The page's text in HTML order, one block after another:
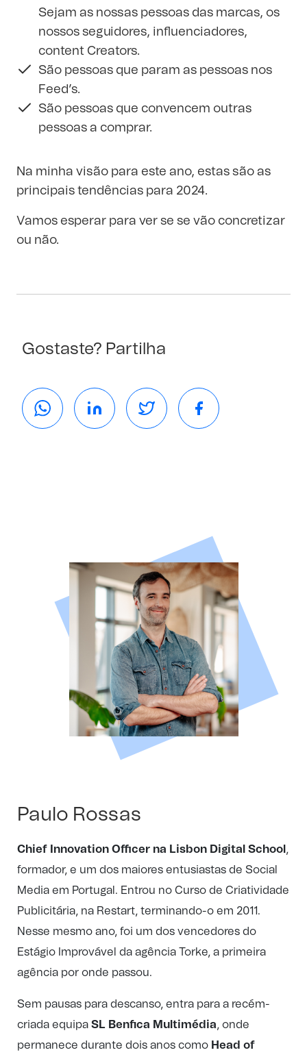
Sejam as nossas pessoas das marcas, os
nossos seguidores, influenciadores,
content Creators.
São pessoas que param as pessoas nos
Feed’s.
São pessoas que convencem outras
pessoas a comprar.
Na minha visão para este ano, estas são as
principais tendências para 2024.
Vamos esperar para ver se se vão concretizar
ou não.
Gostaste? Partilha
Paulo Rossas
Chief Innovation Officer na Lisbon Digital School ,
formador, e um dos maiores entusiastas de Social
Media em Portugal. Entrou no Curso de Criatividade
Publicitária, na Restart, terminando-o em 2011.
Nesse mesmo ano, foi um dos vencedores do
Estágio Improvável da agência Torke, a primeira
agência por onde passou.
Sem pausas para descanso, entra para a recém-
criada equipa SL Benfica Multimédia, onde
permanece durante dois anos como Head of